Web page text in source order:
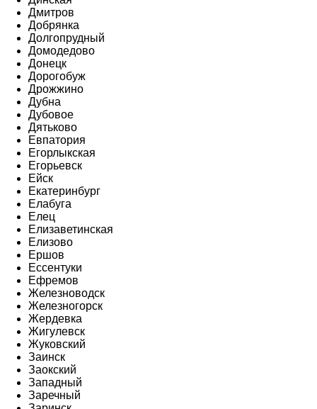
Дмитров
Добрянка
Долгопрудный
Домодедово
Донецк
Дорогобуж
Дрожжино
Дубна
Дубовое
Дятьково
Евпатория
Егорлыкская
Егорьевск
Ейск
Екатеринбург
Елабуга
Елец
Елизаветинская
Елизово
Ершов
Ессентуки
Ефремов
Железноводск
Железногорск
Жердевка
Жигулевск
Жуковский
Заинск
Заокский
Западный
Заречный